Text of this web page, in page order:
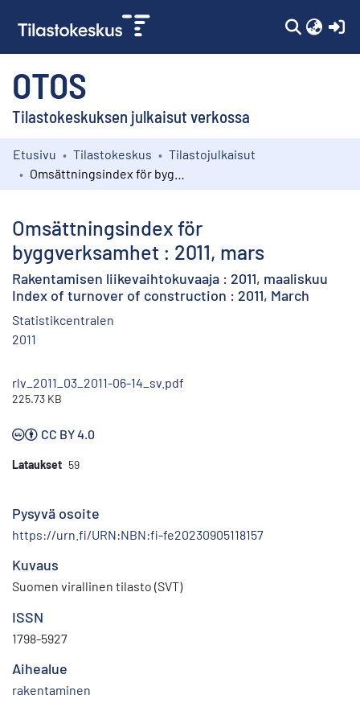
OTOS
Tilastokeskuksen julkaisut verkossa
Kokoelmat
Etusivu Tilastokeskus
Tilastojulkaisut
Omsättningsindex för
byggverksamhet : 2011, mars
Rakentamisen liikevaihtokuvaaja : 2011, maaliskuu
Index of turnover of construction : 2011, March
Statistikcentralen
2011
rlv_2011_03_2011-06-14_sv.pdf
225.73 KB
CC BY 4.0
Lataukset 59
Pysyvä osoite
https://urn.fi/URN:NBN:fi-fe20230905118157
Kuvaus
Suomen virallinen tilasto (SVT)
ISSN
1798-5927
Aihealue
rakentaminen